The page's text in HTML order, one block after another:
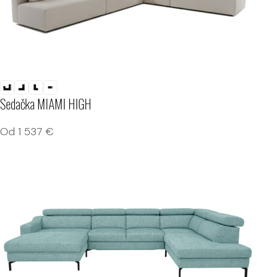
Sedačka MIAMI HIGH
Od 1 537 €